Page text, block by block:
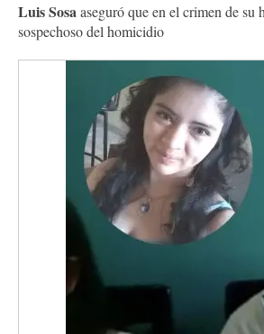
Luis Sosaaseguró que en el crimen de su
sospechoso del homicidio